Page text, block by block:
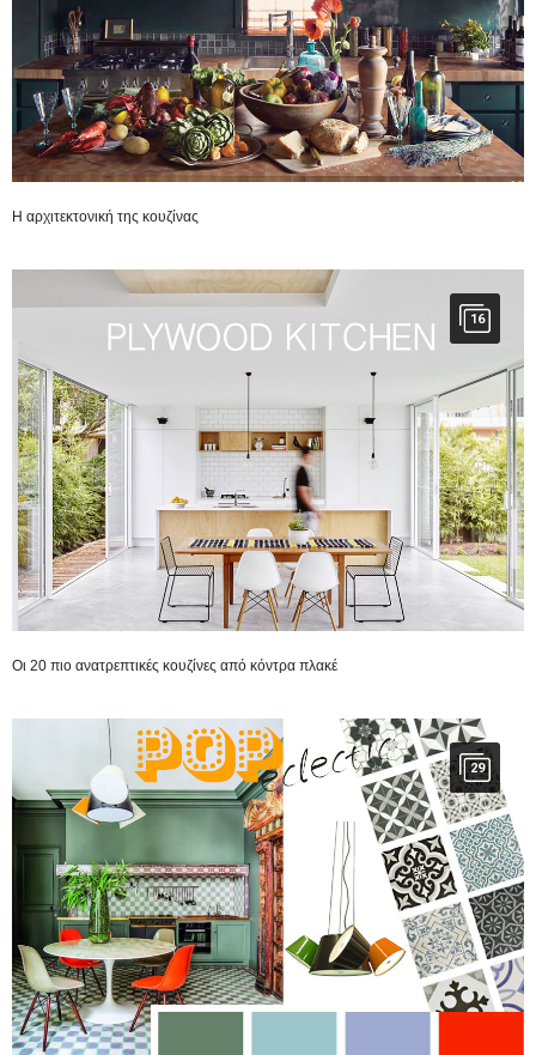
Η αρχιτεκτονική της κουζίνας
16
Οι 20 πιο ανατρεπτικές κουζίνες από κόντρα πλακέ
29